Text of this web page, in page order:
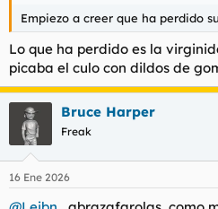
Empiezo a creer que ha perdido
Lo que ha perdido es la
picaba el culo con dildos de
Bruce Harper
Freak
16 Ene 2026